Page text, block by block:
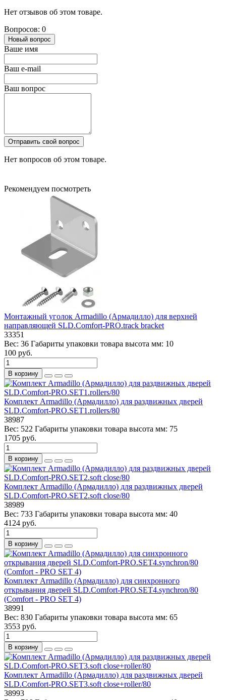
Нет отзывов об этом товаре.
Вопросов: 0
Новый вопрос
Ваше имя
Ваш e-mail
Ваш вопрос
Отправить свой вопрос
Нет вопросов об этом товаре.
Рекомендуем посмотреть
Монтажный уголок Armadillo (Армадилло) для верхней
направляющей SLD.Comfort-PRO.track bracket
33351
Вес: 36 Габариты упаковки товара высота мм: 10
100 руб.
В корзину
Комплект Armadillo (Армадилло) для раздвижных дверей
SLD.Comfort-PRO.SET1.rollers/80
38987
Вес: 522 Габариты упаковки товара высота мм: 75
1705 руб.
В корзину
Комплект Armadillo (Армадилло) для раздвижных дверей
SLD.Comfort-PRO.SET2.soft close/80
38989
Вес: 733 Габариты упаковки товара высота мм: 40
4124 руб.
В корзину
Комплект Armadillo (Армадилло) для синхронного
открывания дверей SLD.Comfort-PRO.SET4.synchron/80
(Comfort - PRO SET 4)
38991
Вес: 830 Габариты упаковки товара высота мм: 65
3553 руб.
В корзину
Комплект Armadillo (Армадилло) для раздвижных дверей
SLD.Comfort-PRO.SET3.soft close+roller/80
38993